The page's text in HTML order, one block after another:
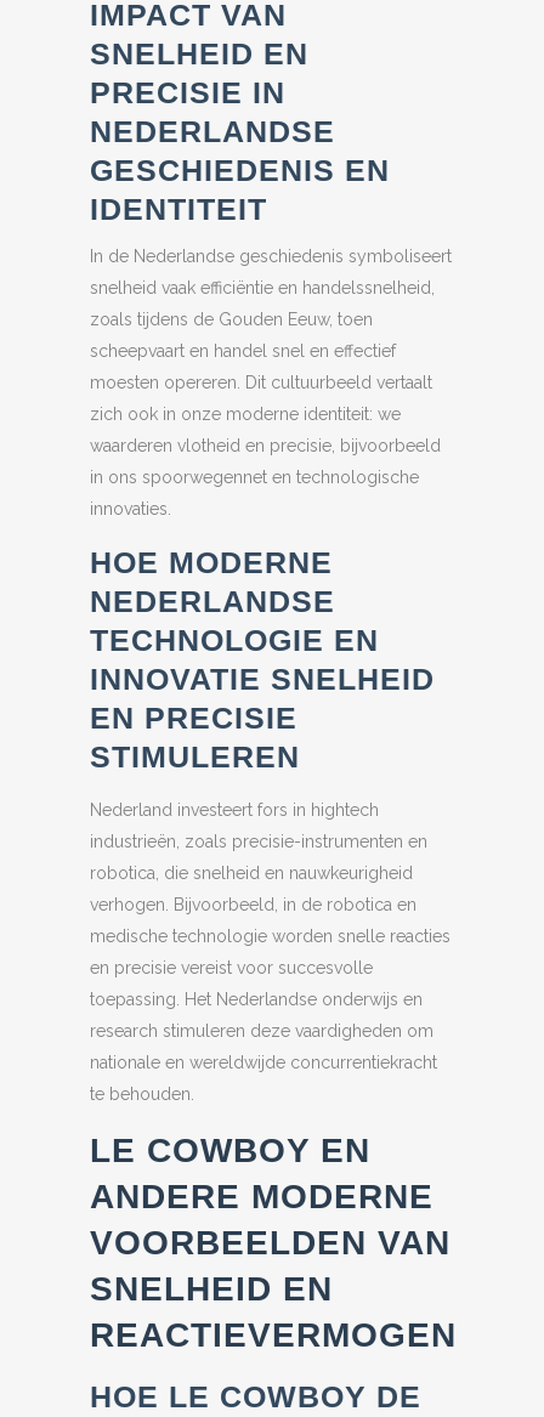
IMPACT VAN
SNELHEID EN
PRECISIE IN
NEDERLANDSE
GESCHIEDENIS EN
IDENTITEIT
In de Nederlandse geschiedenis symboliseert
snelheid vaak efficiëntie en handelssnelheid,
zoals tijdens de Gouden Eeuw, toen
scheepvaart en handel snel en effectief
moesten opereren. Dit cultuurbeeld vertaalt
zich ook in onze moderne identiteit: we
waarderen vlotheid en precisie, bijvoorbeeld
in ons spoorwegennet en technologische
innovaties.
HOE MODERNE
NEDERLANDSE
TECHNOLOGIE EN
INNOVATIE SNELHEID
EN PRECISIE
STIMULEREN
Nederland investeert fors in hightech
industrieën, zoals precisie-instrumenten en
robotica, die snelheid en nauwkeurigheid
verhogen. Bijvoorbeeld, in de robotica en
medische technologie worden snelle reacties
en precisie vereist voor succesvolle
toepassing. Het Nederlandse onderwijs en
research stimuleren deze vaardigheden om
nationale en wereldwijde concurrentiekracht
te behouden.
LE COWBOY EN
ANDERE MODERNE
VOORBEELDEN VAN
SNELHEID EN
REACTIEVERMOGEN
HOE LE COWBOY DE